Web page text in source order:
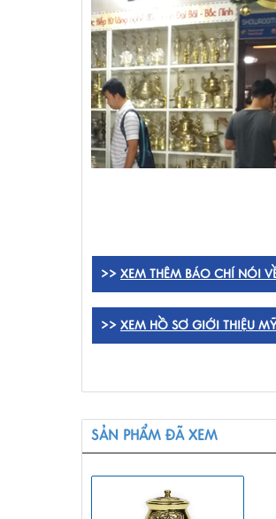
>> XEM THÊM BÁO CHÍ NÓI
>> XEM HỒ SƠ GIỚI THIỆU
SẢN PHẨM ĐÃ XEM